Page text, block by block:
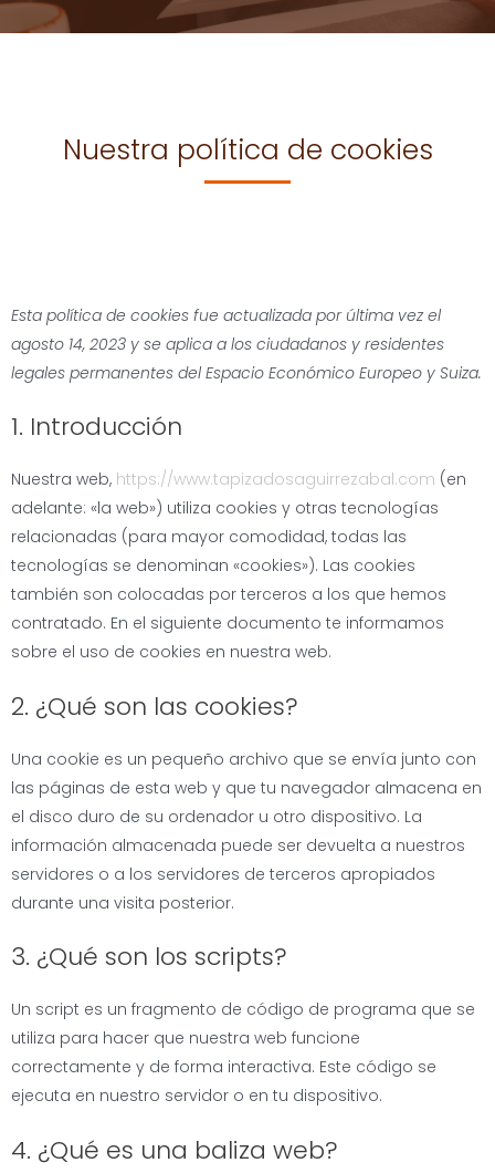
Nuestra política de cookies
Esta política de cookies fue actualizada por última vez el
agosto 14, 2023 y se aplica a los ciudadanos y residentes
legales permanentes del Espacio Económico Europeo y Suiza.
1. Introducción
Nuestra web, https://www.tapizadosaguirrezabal.com (en
adelante: «la web») utiliza cookies y otras tecnologías
relacionadas (para mayor comodidad, todas las
tecnologías se denominan «cookies»). Las cookies
también son colocadas por terceros a los que hemos
contratado. En el siguiente documento te informamos
sobre el uso de cookies en nuestra web.
2. ¿Qué son las cookies?
Una cookie es un pequeño archivo que se envía junto con
las páginas de esta web y que tu navegador almacena en
el disco duro de su ordenador u otro dispositivo. La
información almacenada puede ser devuelta a nuestros
servidores o a los servidores de terceros apropiados
durante una visita posterior.
3. ¿Qué son los scripts?
Un script es un fragmento de código de programa que se
utiliza para hacer que nuestra web funcione
correctamente y de forma interactiva. Este código se
ejecuta en nuestro servidor o en tu dispositivo.
4. ¿Qué es una baliza web?
Consent
to
service
Consent
to
service
Consent
to
service
Consent
to
service
Consent
to
service
Consent
to
service
Consent
to
service
Consent
to
service
Consent
to
service
Consent
to
service
Consent
to
service
Consent
to
service